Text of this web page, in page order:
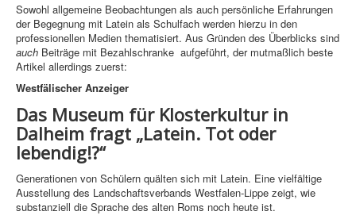
Sowohl allgemeine Beobachtungen als auch persönliche Erfahrungen
der Begegnung mit Latein als Schulfach werden hierzu in den
professionellen Medien thematisiert. Aus Gründen des Überblicks sind
auch Beiträge mit Bezahlschranke aufgeführt, der mutmaßlich beste
Artikel allerdings zuerst:
Westfälischer Anzeiger
Das Museum für Klosterkultur in
Dalheim fragt „Latein. Tot oder
lebendig!?“
Generationen von Schülern quälten sich mit Latein. Eine vielfältige
Ausstellung des Landschaftsverbands Westfalen-Lippe zeigt, wie
substanziell die Sprache des alten Roms noch heute ist.